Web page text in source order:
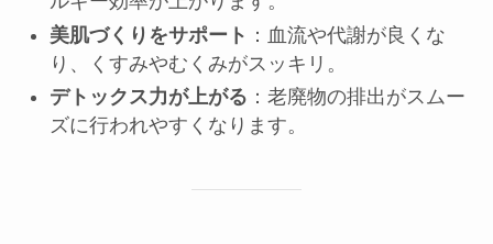
美肌づくりをサポート ：血流や代謝が良くな
り、くすみやむくみがスッキリ。
デトックス力が上がる ：老廃物の排出がスムー
ズに行われやすくなります。